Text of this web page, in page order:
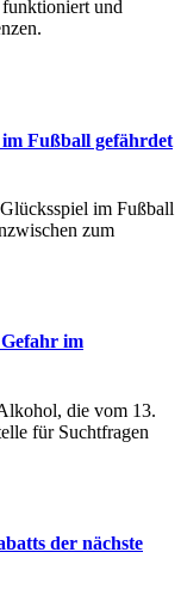
funktioniert und
Fußball gefährdet
im Fußball
zum
im
die vom 13.
für Suchtfragen
der nächste